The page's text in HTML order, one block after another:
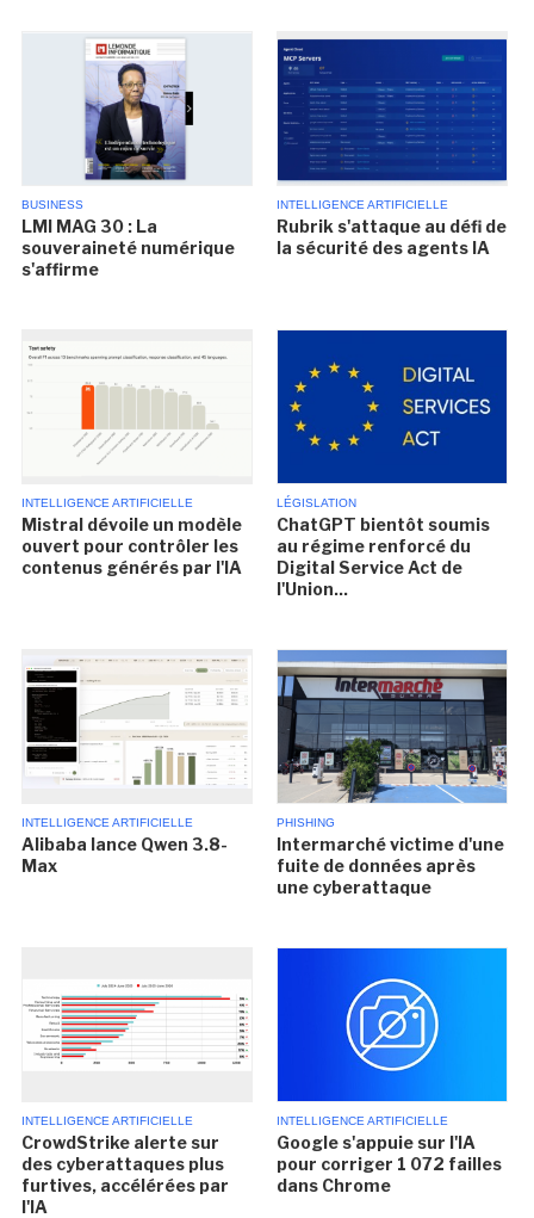
BUSINESS
LMI MAG 30 : La
souveraineté numérique
s'affirme
INTELLIGENCE ARTIFICIELLE
Rubrik s'attaque au défi de
la sécurité des agents IA
INTELLIGENCE ARTIFICIELLE
Mistral dévoile un modèle
ouvert pour contrôler les
contenus générés par l'IA
LÉGISLATION
ChatGPT bientôt soumis
au régime renforcé du
Digital Service Act de
l'Union...
INTELLIGENCE ARTIFICIELLE
Alibaba lance Qwen 3.8-
Max
PHISHING
Intermarché victime d'une
fuite de données après
une cyberattaque
INTELLIGENCE ARTIFICIELLE
CrowdStrike alerte sur
des cyberattaques plus
furtives, accélérées par
l'IA
INTELLIGENCE ARTIFICIELLE
Google s'appuie sur l'IA
pour corriger 1 072 failles
dans Chrome